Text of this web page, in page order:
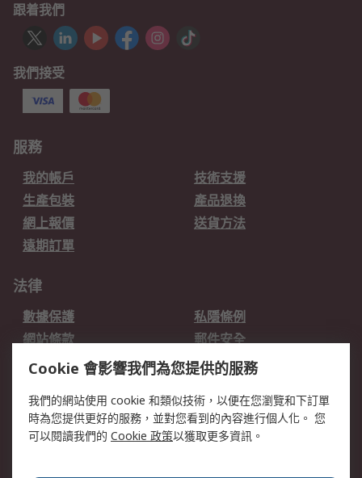
跟着我們
我們接受
服務
我的帳戶
技術支援
生產包裝
產品退換
網上報價
送貨方法
遠期訂單
法律
數據保護
私隱條例
網站條款
郵件安全
销售条款和条件
關於RS
RS的歷史
關於RS
Cookie 會影響我們為您提供的服務
我們的網站使用 cookie 和類似技術，以便在您瀏覽和下訂單
時為您提供更好的服務，並對您看到的內容進行個人化。 您
可以閱讀我們的 Cookie 政策以獲取更多資訊。